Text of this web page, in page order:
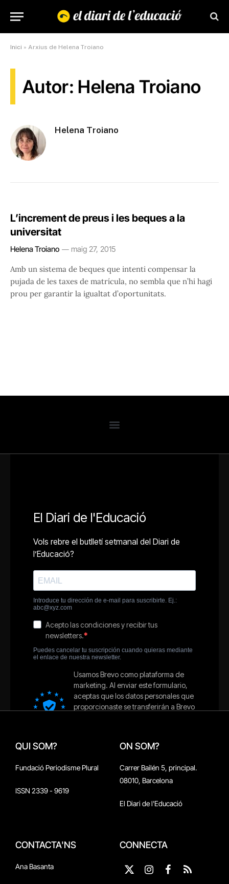
Inici » Arxius de Helena Troiano
Autor: Helena Troiano
Helena Troiano
L’increment de preus i les beques a la
universitat
Helena Troiano maig 27, 2015
Amb un sistema de beques que intenti compensar la
pujada de les taxes de matrícula, no sembla que n’hi hagi
prou per garantir la igualtat d’oportunitats.
QUI SOM?
Fundació Periodisme Plural
ISSN 2339 - 9619
ON SOM?
Carrer Bailén 5, principal.
08010, Barcelona
El Diari de l'Educació
CONTACTA'NS
Ana Basanta
CONNECTA
X
Instagram
Facebook
RSS